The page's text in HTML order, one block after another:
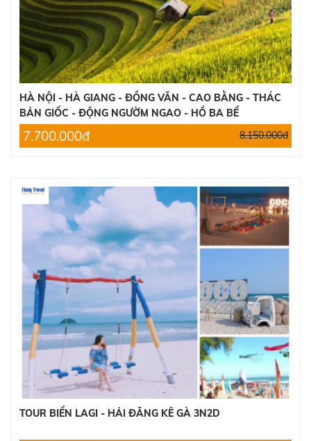
HÀ NỘI - HÀ GIANG - ĐỒNG VĂN - CAO BẰNG - THÁC
BẢN GIỐC - ĐỘNG NGƯỜM NGAO - HỒ BA BỂ
7.700.000đ 8.150.000đ
TOUR BIỂN LAGI - HẢI ĐĂNG KÊ GÀ 3N2D